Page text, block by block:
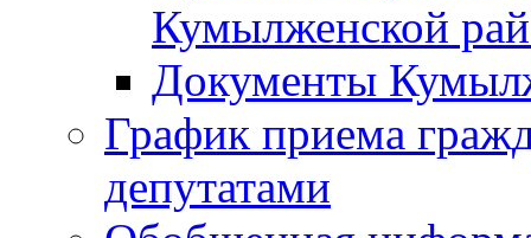
Кумылженской
Документы
График приема
депутатами